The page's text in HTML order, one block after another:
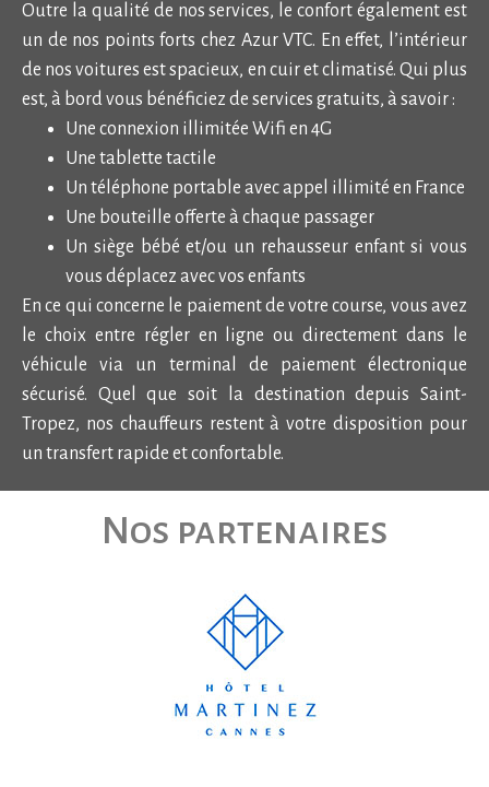
Outre la qualité de nos services, le confort également est
un de nos points forts chez Azur VTC. En effet, l’intérieur
de nos voitures est spacieux, en cuir et climatisé. Qui plus
est, à bord vous bénéficiez de services gratuits, à savoir :
Une connexion illimitée Wifi en 4G
Une tablette tactile
Un téléphone portable avec appel illimité en France
Une bouteille offerte à chaque passager
Un siège bébé et/ou un rehausseur enfant si vous
vous déplacez avec vos enfants
En ce qui concerne le paiement de votre course, vous avez
le choix entre régler en ligne ou directement dans le
véhicule via un terminal de paiement électronique
sécurisé. Quel que soit la destination depuis Saint-
Tropez, nos chauffeurs restent à votre disposition pour
un transfert rapide et confortable.
Nos partenaires